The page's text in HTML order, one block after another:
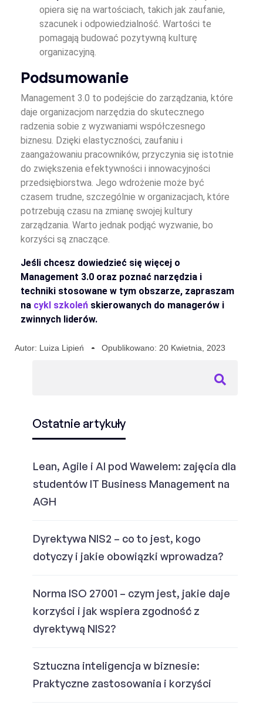
opiera się na wartościach, takich jak zaufanie,
szacunek i odpowiedzialność. Wartości te
pomagają budować pozytywną kulturę
organizacyjną.
Podsumowanie
Management 3.0 to podejście do zarządzania, które
daje organizacjom narzędzia do skutecznego
radzenia sobie z wyzwaniami współczesnego
biznesu. Dzięki elastyczności, zaufaniu i
zaangażowaniu pracowników, przyczynia się istotnie
do zwiększenia efektywności i innowacyjności
przedsiębiorstwa. Jego wdrożenie może być
czasem trudne, szczególnie w organizacjach, które
potrzebują czasu na zmianę swojej kultury
zarządzania. Warto jednak podjąć wyzwanie, bo
korzyści są znaczące.
Jeśli chcesz dowiedzieć się więcej o
Management 3.0 oraz poznać narzędzia i
techniki stosowane w tym obszarze, zapraszam
na cykl szkoleń skierowanych do managerów i
zwinnych liderów.
Autor: Luiza Lipień Opublikowano: 20 Kwietnia, 2023
Ostatnie artykuły
Lean, Agile i AI pod Wawelem: zajęcia dla
studentów IT Business Management na
AGH
Dyrektywa NIS2 – co to jest, kogo
dotyczy i jakie obowiązki wprowadza?
Norma ISO 27001 – czym jest, jakie daje
korzyści i jak wspiera zgodność z
dyrektywą NIS2?
Sztuczna inteligencja w biznesie:
Praktyczne zastosowania i korzyści